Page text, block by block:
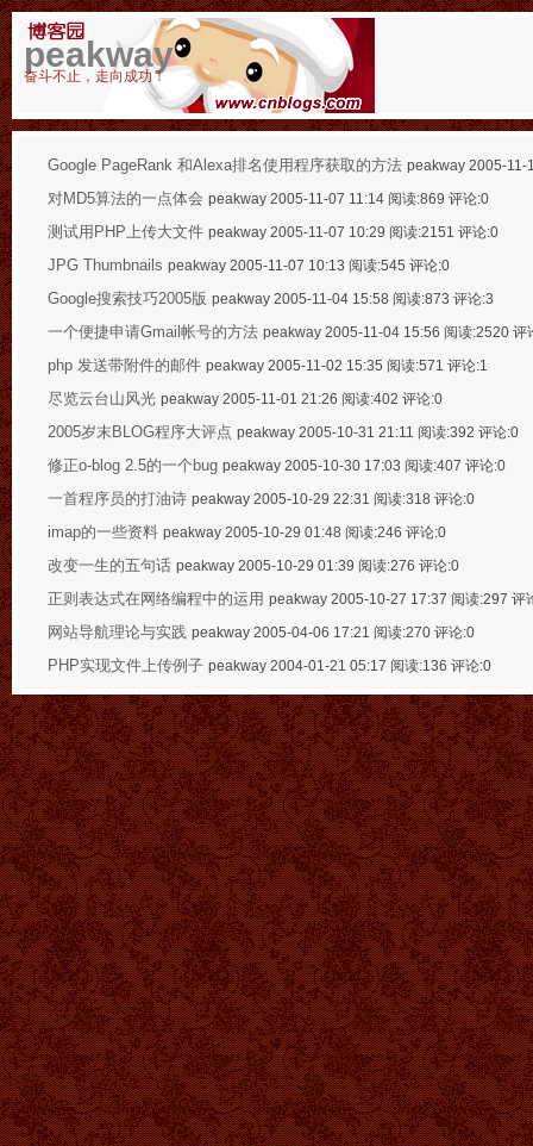
peakway
奋斗不止，走向成功！
Google PageRank 和Alexa排名使用程序获取的方法 peakway 2005-11-
对MD5算法的一点体会 peakway 2005-11-07 11:14 阅读:869 评论:0
测试用PHP上传大文件 peakway 2005-11-07 10:29 阅读:2151 评论:0
JPG Thumbnails peakway 2005-11-07 10:13 阅读:545 评论:0
Google搜索技巧2005版 peakway 2005-11-04 15:58 阅读:873 评论:3
一个便捷申请Gmail帐号的方法 peakway 2005-11-04 15:56 阅读:2520 评
php 发送带附件的邮件 peakway 2005-11-02 15:35 阅读:571 评论:1
尽览云台山风光 peakway 2005-11-01 21:26 阅读:402 评论:0
2005岁末BLOG程序大评点 peakway 2005-10-31 21:11 阅读:392 评论:0
修正o-blog 2.5的一个bug peakway 2005-10-30 17:03 阅读:407 评论:0
一首程序员的打油诗 peakway 2005-10-29 22:31 阅读:318 评论:0
imap的一些资料 peakway 2005-10-29 01:48 阅读:246 评论:0
改变一生的五句话 peakway 2005-10-29 01:39 阅读:276 评论:0
正则表达式在网络编程中的运用 peakway 2005-10-27 17:37 阅读:297 评
网站导航理论与实践 peakway 2005-04-06 17:21 阅读:270 评论:0
PHP实现文件上传例子 peakway 2004-01-21 05:17 阅读:136 评论:0